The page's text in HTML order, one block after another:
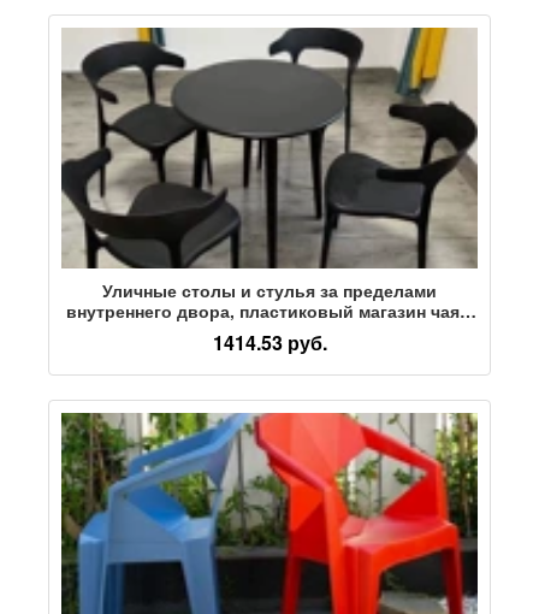
Уличные столы и стулья за пределами
внутреннего двора, пластиковый магазин чая с
молоком под открытым небом, открытый
балкон для отдыха, современные
минималистичные столы и стулья из трех
1414.53 руб.